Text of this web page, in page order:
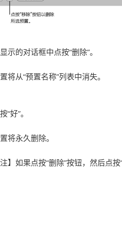
示的对话框中点按“删除”。
将从“预置名称”列表中消失。
“好”。
将永久删除。
】 如果点按“删除”按钮，然后点